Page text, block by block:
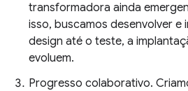
transformadora ainda
isso, buscamos desenvolver
design até o teste, a
evoluem.
Progresso colaborativo.